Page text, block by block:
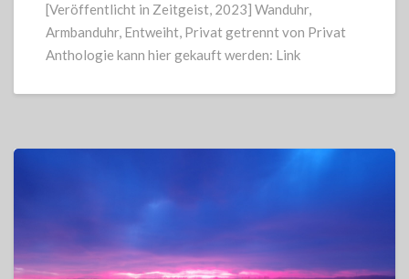
[Veröffentlicht in Zeitgeist, 2023] Wanduhr,
Armbanduhr, Entweiht, Privat getrennt von Privat
Anthologie kann hier gekauft werden: Link